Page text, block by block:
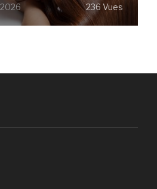
236 Vues